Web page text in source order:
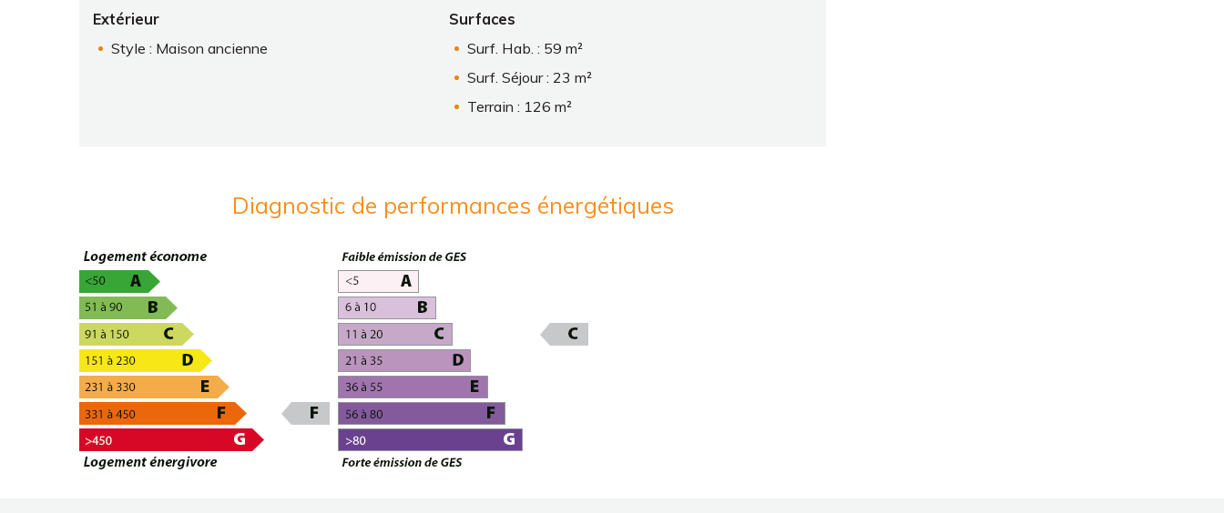
Extérieur
Style : Maison ancienne
Surfaces
Surf. Hab. : 59 m²
Surf. Séjour : 23 m²
Terrain : 126 m²
Diagnostic de performances énergétiques